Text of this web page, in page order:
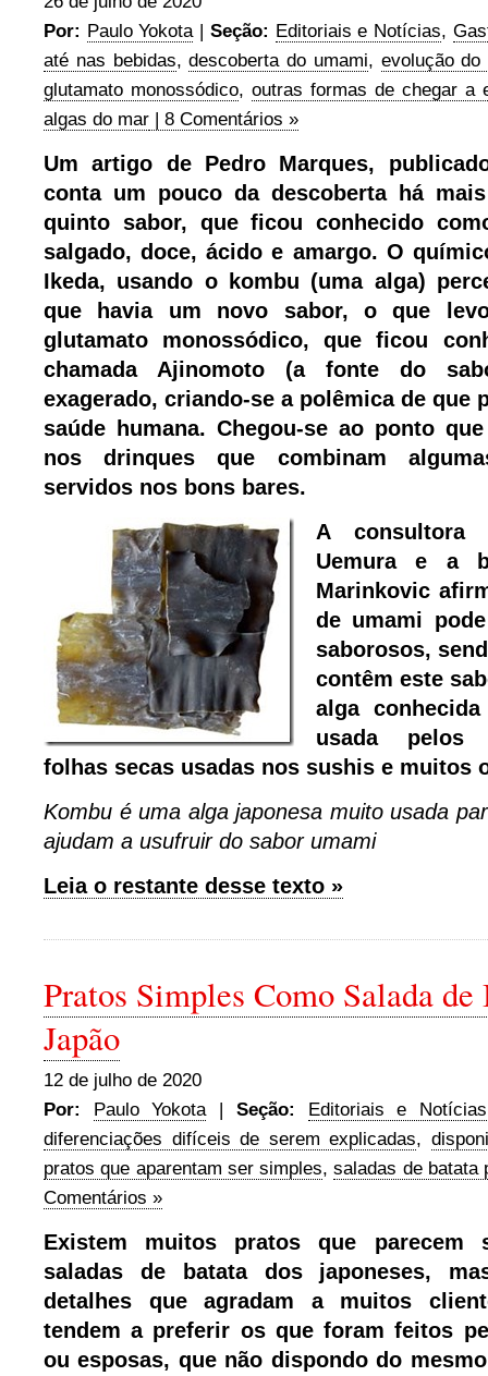
Por: Paulo Yokota| Seção: Editoriais e Notícias,
até nas bebidas,descoberta do umami, evolução do
glutamato monossódico, outras formas de chegar a
algas do mar | 8 Comentários »
Um artigo de Pedro Marques,
conta um pouco da descoberta há
quinto sabor, que ficou conhecido
salgado, doce, ácido e amargo. O
Ikeda, usando o kombu (uma alga)
que havia um novo sabor, o que
glutamato monossódico, que ficou
chamada Ajinomoto (a fonte do
exagerado, criando-se a polêmica de que
saúde humana. Chegou-se ao ponto
nos drinques que combinam
servidos nos bons bares.
A consultora
Uemura e a
Marinkovic
de umami
saborosos,
contêm este
alga
usada pelos
folhas secas usadas nos sushis e muitos
Kombu é uma alga japonesa muito usada
ajudam a usufruir do sabor umami
Leia o restante desse texto »
Pratos Simples Como Salada de
Japão
12 de julho de 2020
Por:
Paulo Yokota| Seção: Editoriais e Notícias
diferenciações difíceis de serem explicadas,
pratos que aparentam ser simples,saladas de batata
Comentários »
Existem muitos pratos que parecem
saladas de batata dos japoneses,
detalhes que agradam a muitos
tendem a preferir os que foram feitos
ou esposas, que não dispondo do